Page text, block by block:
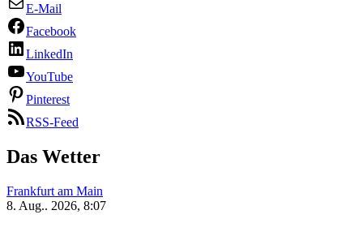
E-Mail
Facebook
LinkedIn
YouTube
Pinterest
RSS-Feed
Das Wetter
Frankfurt am Main
8. Aug.. 2026, 8:07